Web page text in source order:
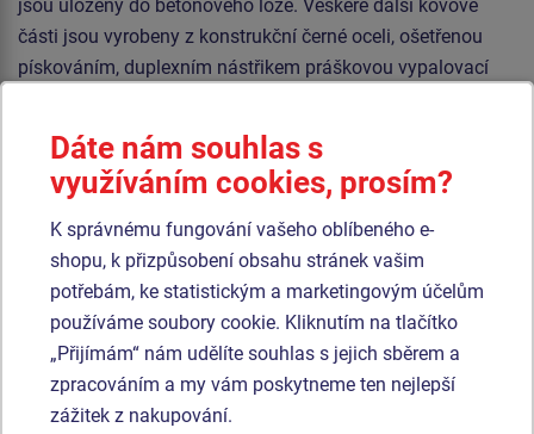
jsou uloženy do betonového lože. Veškeré další kovové
části jsou vyrobeny z konstrukční černé oceli, ošetřenou
pískováním, duplexním nástřikem práškovou vypalovací
práškovou vypalovací barvou. Kolotoč je konstruován s
ohledem na vysoké namáhání a dlouhou životnost.
Veškerý spojovací materiál je pozinkovaný nebo nerezový.
Podobnézboží
Produkt - KON-0006K-10
Kolotoč na stání
Produkt - KON-0057K-10
Dáte nám souhlas s
využíváním cookies, prosím?
K správnému fungování vašeho oblíbeného e-
shopu, k přizpůsobení obsahu stránek vašim
potřebám, ke statistickým a marketingovým účelům
používáme soubory cookie. Kliknutím na tlačítko
„Přijímám“ nám udělíte souhlas s jejich sběrem a
zpracováním a my vám poskytneme ten nejlepší
zážitek z nakupování.